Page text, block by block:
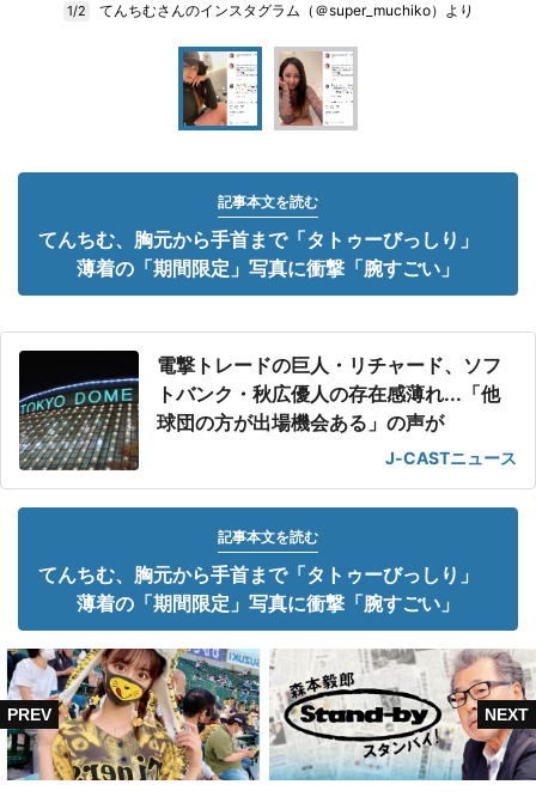
1/2 てんちむさんのインスタグラム（＠super_muchiko）より
記事本文を読む
てんちむ、胸元から手首まで「タトゥーびっしり」
薄着の「期間限定」写真に衝撃「腕すごい」
電撃トレードの巨人・リチャード、ソフ
トバンク・秋広優人の存在感薄れ...「他
球団の方が出場機会ある」の声が
J-CASTニュース
記事本文を読む
てんちむ、胸元から手首まで「タトゥーびっしり」
薄着の「期間限定」写真に衝撃「腕すごい」